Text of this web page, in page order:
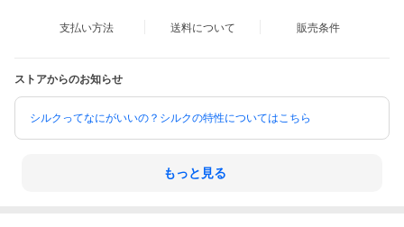
着心地の良さ・快適さ
支払い方法 送料について 販売条件
ストアからのお知らせ
シルクってなにがいいの？シルクの特性についてはこちら
もっと見る